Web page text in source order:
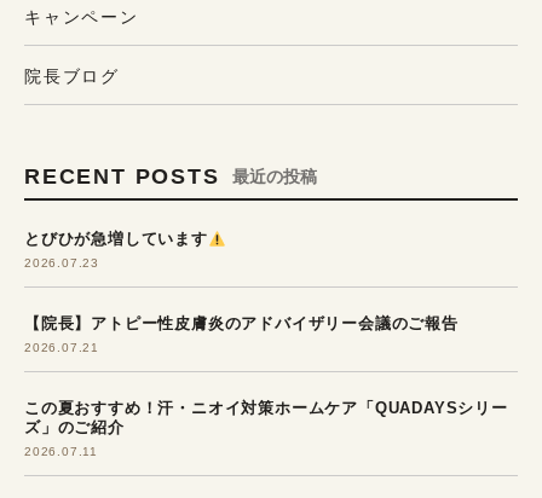
キャンペーン
院長ブログ
RECENT POSTS 最近の投稿
とびひが急増しています
2026.07.23
【院長】アトピー性皮膚炎のアドバイザリー会議のご報告
2026.07.21
この夏おすすめ！汗・ニオイ対策ホームケア「QUADAYSシリー
ズ」のご紹介
2026.07.11